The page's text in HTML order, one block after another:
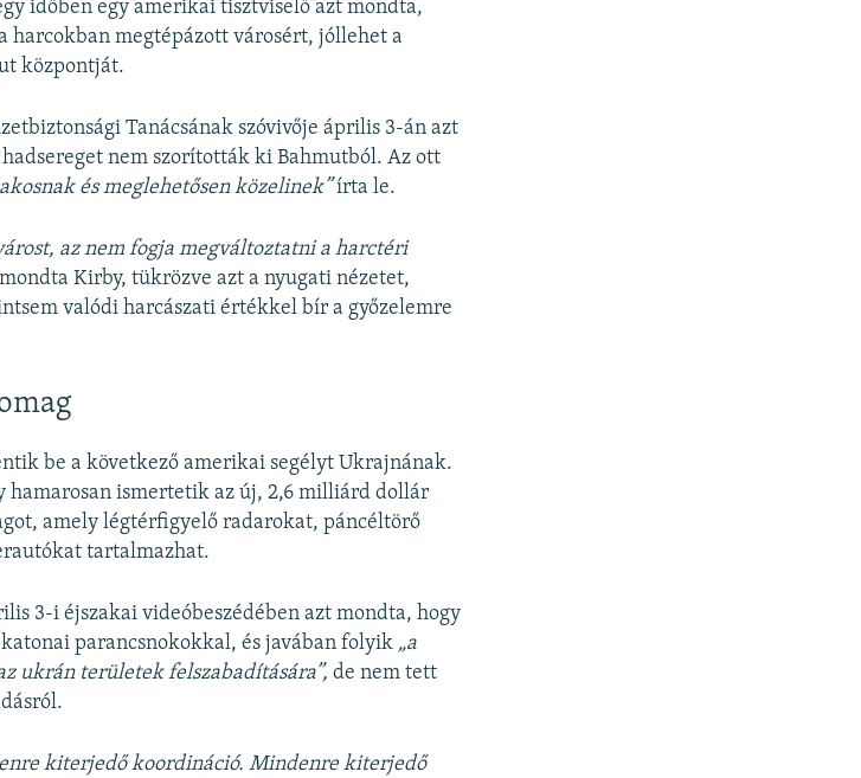
időben egy amerikai tisztviselő azt mondta,
harcokban megtépázott városért, jóllehet a
központját.
Tanácsának szóvivője április 3-án azt
nem szorították ki Bahmutból. Az ott
és meglehetősen közelinek”írta le.
az nem fogja megváltoztatni a harctéri
Kirby, tükrözve azt a nyugati nézetet,
valódi harcászati értékkel bír a győzelemre
be a következő amerikai segélyt Ukrajnának.
hamarosan ismertetik az új, 2,6 milliárd dollár
amely légtérfigyelő radarokat, páncéltörő
tartalmazhat.
3-i éjszakai videóbeszédében azt mondta, hogy
parancsnokokkal, és javában folyik „a
ukrán területek felszabadítására”, de nem tett
kiterjedő koordináció. Mindenre kiterjedő